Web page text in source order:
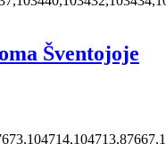
Šventojoje